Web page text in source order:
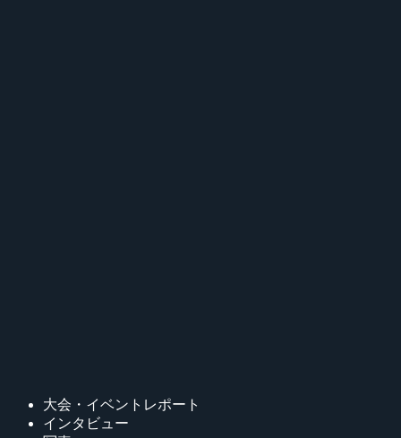
大会・イベントレポート
インタビュー